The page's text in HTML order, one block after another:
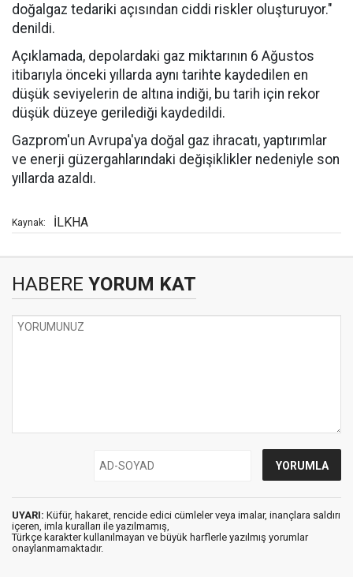
doğalgaz tedariki açısından ciddi riskler oluşturuyor."
denildi.
Açıklamada, depolardaki gaz miktarının 6 Ağustos
itibarıyla önceki yıllarda aynı tarihte kaydedilen en
düşük seviyelerin de altına indiği, bu tarih için rekor
düşük düzeye gerilediği kaydedildi.
Gazprom'un Avrupa'ya doğal gaz ihracatı, yaptırımlar
ve enerji güzergahlarındaki değişiklikler nedeniyle son
yıllarda azaldı.
Kaynak: İLKHA
HABERE YORUM KAT
UYARI: Küfür, hakaret, rencide edici cümleler veya imalar, inançlara saldırı
içeren, imla kuralları ile yazılmamış,
Türkçe karakter kullanılmayan ve büyük harflerle yazılmış yorumlar
onaylanmamaktadır.